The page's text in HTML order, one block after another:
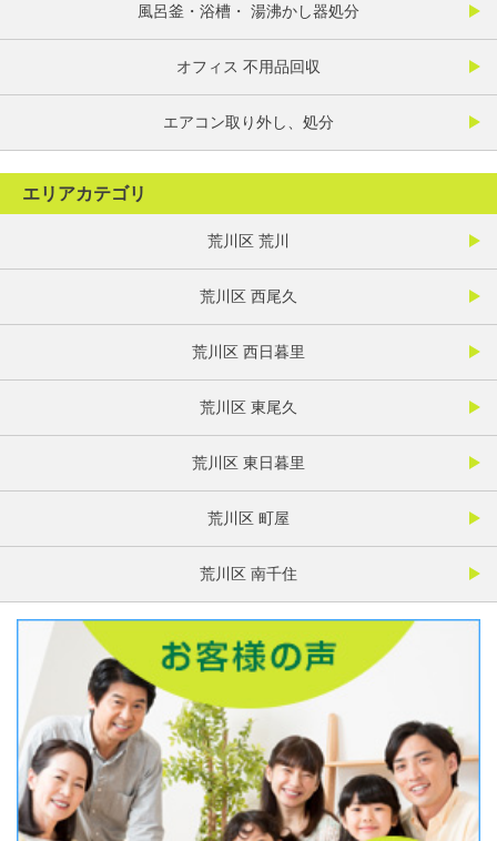
風呂釜・浴槽・ 湯沸かし器処分
オフィス 不用品回収
エアコン取り外し、処分
エリアカテゴリ
荒川区 荒川
荒川区 西尾久
荒川区 西日暮里
荒川区 東尾久
荒川区 東日暮里
荒川区 町屋
荒川区 南千住